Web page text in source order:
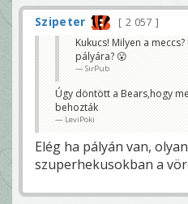
Szipeter
2 057
Kukucs! Milyen a
pályára? 😮
SirPub
Úgy döntött a Bears,hogy
behozták
LeviPoki
Elég ha pályán van,
szuperhekusokban a